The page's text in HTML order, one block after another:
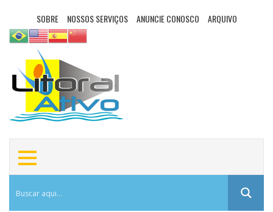
SOBRE NOSSOS SERVIÇOS ANUNCIE CONOSCO ARQUIVO